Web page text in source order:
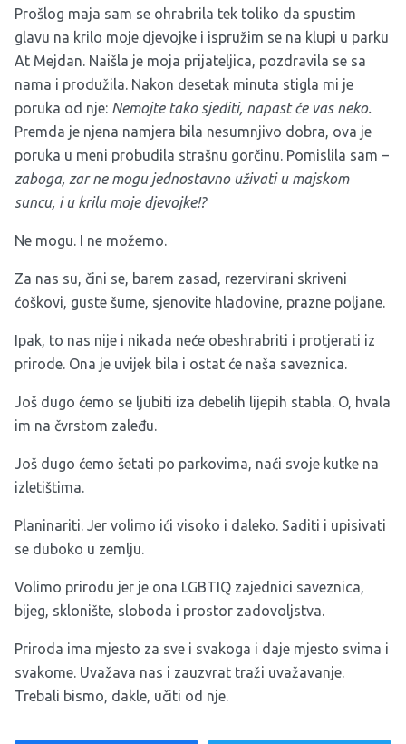
Prošlog maja sam se ohrabrila tek toliko da spustim
glavu na krilo moje djevojke i ispružim se na klupi u parku
At Mejdan. Naišla je moja prijateljica, pozdravila se sa
nama i produžila. Nakon desetak minuta stigla mi je
poruka od nje: Nemojte tako sjediti, napast će vas neko.
Premda je njena namjera bila nesumnjivo dobra, ova je
poruka u meni probudila strašnu gorčinu. Pomislila sam –
zaboga, zar ne mogu jednostavno uživati u majskom
suncu, i u krilu moje djevojke!?
Ne mogu. I ne možemo.
Za nas su, čini se, barem zasad, rezervirani skriveni
ćoškovi, guste šume, sjenovite hladovine, prazne poljane.
Ipak, to nas nije i nikada neće obeshrabriti i protjerati iz
prirode. Ona je uvijek bila i ostat će naša saveznica.
Još dugo ćemo se ljubiti iza debelih lijepih stabla. O, hvala
im na čvrstom zaleđu.
Još dugo ćemo šetati po parkovima, naći svoje kutke na
izletištima.
Planinariti. Jer volimo ići visoko i daleko. Saditi i upisivati
se duboko u zemlju.
Volimo prirodu jer je ona LGBTIQ zajednici saveznica,
bijeg, sklonište, sloboda i prostor zadovoljstva.
Priroda ima mjesto za sve i svakoga i daje mjesto svima i
svakome. Uvažava nas i zauzvrat traži uvažavanje.
Trebali bismo, dakle, učiti od nje.